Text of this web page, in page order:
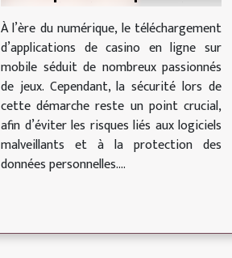
applications de casino
en ligne sur votre
mobile ?
À l’ère du numérique, le téléchargement
d’applications de casino en ligne sur
mobile séduit de nombreux passionnés
de jeux. Cependant, la sécurité lors de
cette démarche reste un point crucial,
afin d’éviter les risques liés aux logiciels
malveillants et à la protection des
données personnelles....